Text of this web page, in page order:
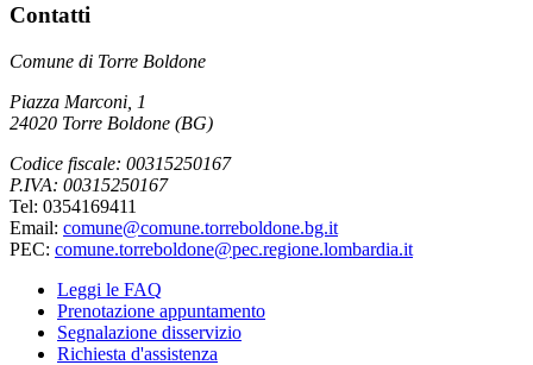
Contatti
Comune di Torre Boldone
Piazza Marconi, 1
24020 Torre Boldone (BG)
Codice fiscale: 00315250167
P.IVA: 00315250167
Tel: 0354169411
Email: comune@comune.torreboldone.bg.it
PEC: comune.torreboldone@pec.regione.lombardia.it
Leggi le FAQ
Prenotazione appuntamento
Segnalazione disservizio
Richiesta d'assistenza